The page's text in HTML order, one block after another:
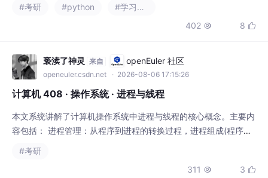
#考研
#python
402  8 
亵渎了神灵 来自 openEuler 社区
openeuler.csdn.net · 2026-08-06 17:15:26
计算机 408 · 操作系统 · 进程与线程
本文系统讲解了计算机操作系统中进程与线程的核心概念。主要内
容包括： 进程管理：从程序到进程的转换过程，进程组成(程序段
止) 线程机制：线程作为CPU调度的基本单位，与进程的资源分配
角色区分，以及线程共享与独有的资源 CPU调度：三级调度体
#考研
311  3 